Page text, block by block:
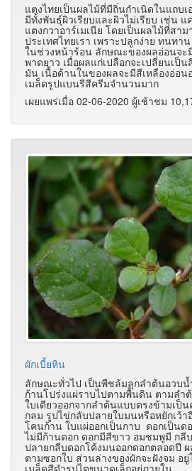
แตงไทยเป็นผลไม้ที่มีถิ่นกำเนิดในแถบเ
มีทั้งพันธุ์ผิวเรียบและผิวไม่เรียบ เช่น แ
แตงกวาอาร์เมเนีย โดยเป็นผลไม้ที่สา
ประเทศไทยเรา เพราะปลูกง่าย ทนทา
ในช่วงหน้าร้อน ลักษณะของผลอ่อนจะ
พาดยาว เมื่อผลแก่เปลือกจะเปลี่ยนเป็น
มัน เนื้อด้านในของผลจะมีสีเหลืองอ่อ
เมล็ดรูปแบนรีสีครีมจำนวนมาก
เผยแพร่เมื่อ 02-06-2020 ผู้เช้าชม
ผักเบี้ยหิน
ลักษณะทั่วไป เป็นพืชล้มลุกลำต้นอวบน้
ก้านโปร่งแผ่ราบไปตามพื้นดิน ตามลำ
ใบเดียวออกจากลำต้นแบบตรงข้ามเป็
กลม รูปไข่กลับปลายใบมนหรือหยักเว้
โคนก้าน ใบแผ่ออกเป็นกาบ ดอกเป็นด
ไม่มีก้านดอก ดอกมีสีขาว อมชมพูมี กลี
ปลายกลีบดอกโค้งมนออกดอกตลอดปี
ตามซอกใบ ส่วนล่างของผักจะฝังจม อ
เมล็ดสีดำรูปไตขนาดเล็กอยู่ภายใน